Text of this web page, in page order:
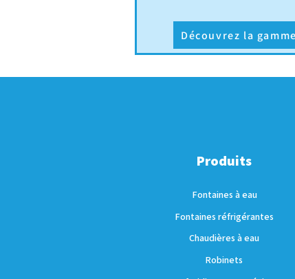
Découvrez la gamme
Produits
Fontaines à eau
Fontaines réfrigérantes
Chaudières à eau
Robinets